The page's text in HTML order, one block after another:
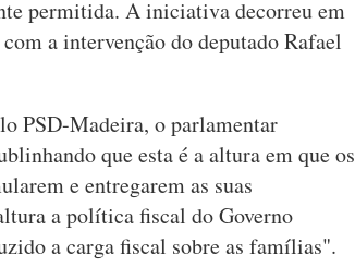
permitida. A iniciativa decorreu em
a intervenção do deputado Rafael
PSD-Madeira, o parlamentar
que esta é a altura em que os
e entregarem as suas
a política fiscal do Governo
a carga fiscal sobre as famílias".